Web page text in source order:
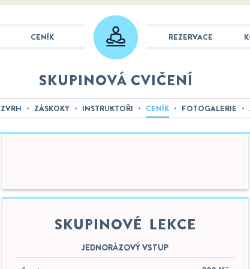
CENÍK REZERVACE
SKUPINOVÁ CVIČENÍ
ZÁSKOKY INSTRUKTOŘI CENÍK FOTOGALERIE
SKUPINOVÉ LEKCE
JEDNORÁZOVÝ VSTUP